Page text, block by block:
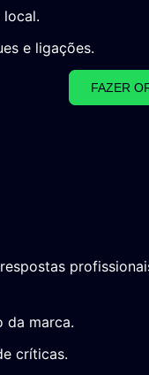
local.
e ligações.
FAZER
da marca.
críticas.